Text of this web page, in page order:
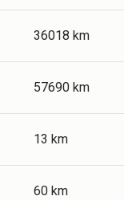
36018 km
57690 km
13 km
60 km